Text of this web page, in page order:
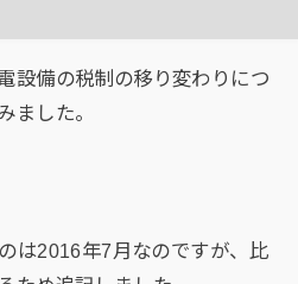
設備の税制の移り変わりにつ
ました。
は2016年7月なのですが、比